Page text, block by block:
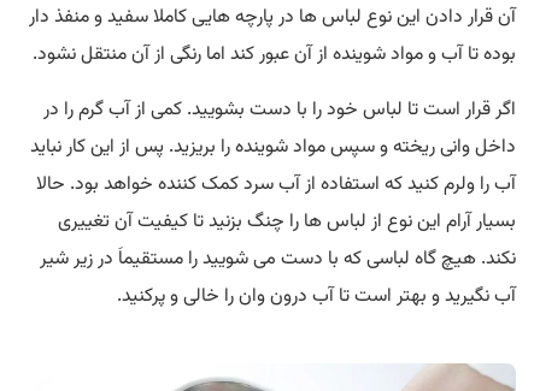
آن قرار دادن این نوع لباس ها در پارچه هایی کاملا سفید و منفذ دار
بوده تا آب و مواد شوینده از آن عبور کند اما رنگی از آن منتقل نشود.
اگر قرار است تا لباس خود را با دست بشویید. کمی از آب گرم را در
داخل وانی ریخته و سپس مواد شوینده را بریزید. پس از این کار نباید
آب را ولرم کنید که استفاده از آب سرد کمک کننده خواهد بود. حالا
بسیار آرام این نوع از لباس ها را چنگ بزنید تا کیفیت آن تغییری
نکند. هیچ گاه لباسی که با دست می شویید را مستقیماَ در زیر شیر
آب نگیرید و بهتر است تا آب درون وان را خالی و پرکنید.